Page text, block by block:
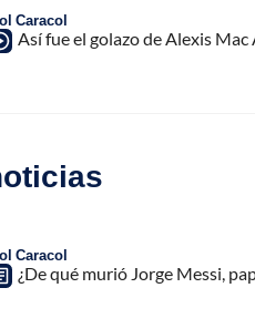
Caracol
Así fue el golazo de Alexis
Caracol
¿De qué murió Jorge Messi,